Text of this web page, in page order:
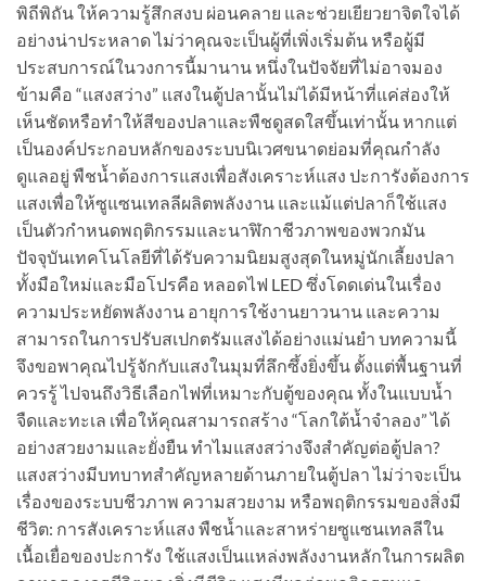
พิถีพิถัน ให้ความรู้สึกสงบ ผ่อนคลาย และช่วยเยียวยาจิตใจได้
อย่างน่าประหลาด ไม่ว่าคุณจะเป็นผู้ที่เพิ่งเริ่มต้น หรือผู้มี
ประสบการณ์ในวงการนี้มานาน หนึ่งในปัจจัยที่ไม่อาจมอง
ข้ามคือ “แสงสว่าง” แสงในตู้ปลานั้นไม่ได้มีหน้าที่แค่ส่องให้
เห็นชัดหรือทำให้สีของปลาและพืชดูสดใสขึ้นเท่านั้น หากแต่
เป็นองค์ประกอบหลักของระบบนิเวศขนาดย่อมที่คุณกำลัง
ดูแลอยู่ พืชน้ำต้องการแสงเพื่อสังเคราะห์แสง ปะการังต้องการ
แสงเพื่อให้ซูแซนเทลลีผลิตพลังงาน และแม้แต่ปลาก็ใช้แสง
เป็นตัวกำหนดพฤติกรรมและนาฬิกาชีวภาพของพวกมัน
ปัจจุบันเทคโนโลยีที่ได้รับความนิยมสูงสุดในหมู่นักเลี้ยงปลา
ทั้งมือใหม่และมือโปรคือ หลอดไฟ LED ซึ่งโดดเด่นในเรื่อง
ความประหยัดพลังงาน อายุการใช้งานยาวนาน และความ
สามารถในการปรับสเปกตรัมแสงได้อย่างแม่นยำ บทความนี้
จึงขอพาคุณไปรู้จักกับแสงในมุมที่ลึกซึ้งยิ่งขึ้น ตั้งแต่พื้นฐานที่
ควรรู้ ไปจนถึงวิธีเลือกไฟที่เหมาะกับตู้ของคุณ ทั้งในแบบน้ำ
จืดและทะเล เพื่อให้คุณสามารถสร้าง “โลกใต้น้ำจำลอง” ได้
อย่างสวยงามและยั่งยืน ทำไมแสงสว่างจึงสำคัญต่อตู้ปลา?
แสงสว่างมีบทบาทสำคัญหลายด้านภายในตู้ปลา ไม่ว่าจะเป็น
เรื่องของระบบชีวภาพ ความสวยงาม หรือพฤติกรรมของสิ่งมี
ชีวิต: การสังเคราะห์แสง พืชน้ำและสาหร่ายซูแซนเทลลีใน
เนื้อเยื่อของปะการัง ใช้แสงเป็นแหล่งพลังงานหลักในการผลิต